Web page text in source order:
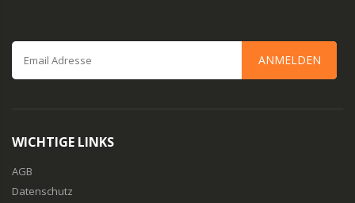
ANMELDEN
WICHTIGE LINKS
AGB
Datenschutz